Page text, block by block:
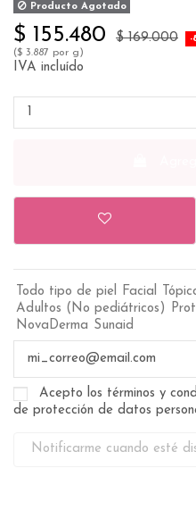
Producto Agotado
$ 155.480 $ 169.000 -
($ 3.887 por g)
IVA incluído
Todo tipo de piel Facial
Adultos (No pediátricos)
NovaDerma Sunaid
Acepto los términos y
de protección de datos